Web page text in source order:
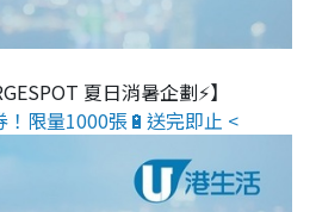
夏日消暑企劃⚡】
！限量1000張🔋送完即止 <